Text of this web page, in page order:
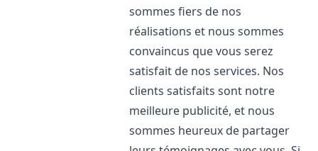
sommes fiers de nos
réalisations et nous sommes
convaincus que vous serez
satisfait de nos services. Nos
clients satisfaits sont notre
meilleure publicité, et nous
sommes heureux de partager